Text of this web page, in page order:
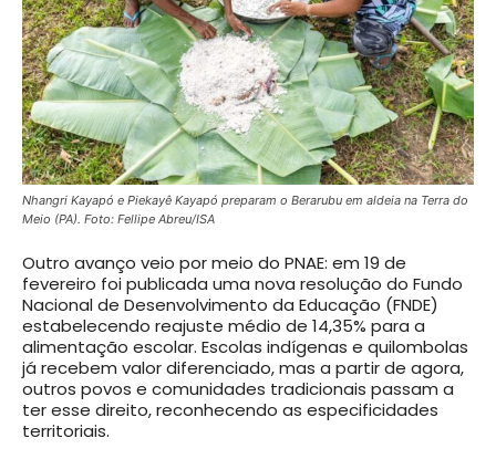
Nhangri Kayapó e Piekayê Kayapó preparam o Berarubu em aldeia na Terra do
Meio (PA). Foto: Fellipe Abreu/ISA
Outro avanço veio por meio do PNAE: em 19 de
fevereiro foi publicada uma nova resolução do Fundo
Nacional de Desenvolvimento da Educação (FNDE)
estabelecendo reajuste médio de 14,35% para a
alimentação escolar. Escolas indígenas e quilombolas
já recebem valor diferenciado, mas a partir de agora,
outros povos e comunidades tradicionais passam a
ter esse direito, reconhecendo as especificidades
territoriais.